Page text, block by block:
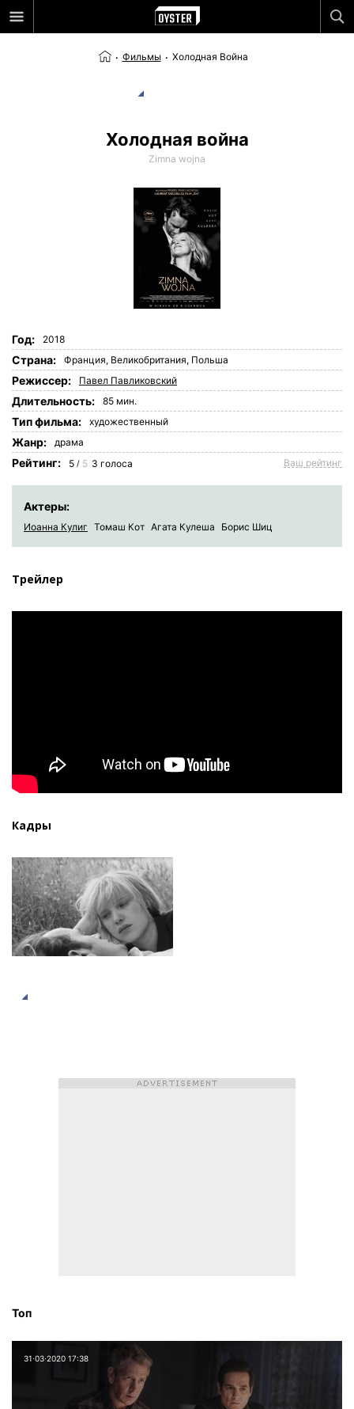
Фильмы Холодная Война
Холодная война
Zimna wojna
Год: 2018
Страна: Франция, Великобритания, Польша
Режиссер: Павел Павликовский
Длительность: 85 мин.
Tип фильма: художественный
Жанр: драма
Рейтинг: 5 / 5 3 голоса Ваш рейтинг
Актеры:
Иоанна Кулиг Томаш Кот Агата Кулеша Борис Шиц
Трейлер
Кадры
Топ
31⋅03⋅2020 17:38